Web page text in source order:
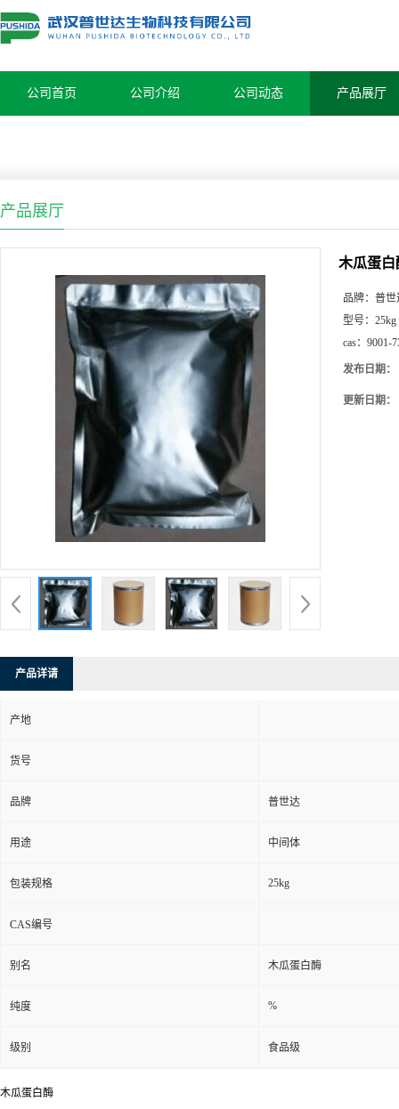
公司首页 公司介绍 公司动态 产品展厅
产品展厅
木瓜蛋白
品牌： 普世
型号： 25kg
cas： 9001-
发布日期：
更新日期：
产品详请
产地
货号
品牌 普世达
用途 中间体
包装规格 25kg
CAS编号
别名 木瓜蛋白酶
纯度 %
级别 食品级
木瓜蛋白酶